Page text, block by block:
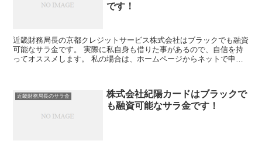
です！
近畿財務局長の京都クレジットサービス株式会社はブラックでも融資
可能なサラ金です。 実際に私自身も借りた事があるので、自信を持
ってオススメします。 私の場合は、ホームページからネットで申し
近畿財務局長のサラ金
株式会社紀陽カードはブラックで
も融資可能なサラ金です！